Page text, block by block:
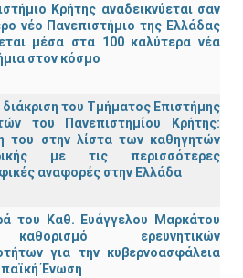
Κρήτης αναδεικνύεται σαν
νέο Πανεπιστήμιο της Ελλάδας
μέσα στα 100 καλύτερα νέα
στον κόσμο
διάκριση του Τμήματος Επιστήμης
του Πανεπιστημίου Κρήτης:
του στην λίστα των καθηγητών
με τις περισσότερες
αναφορές στην Ελλάδα
του Καθ. Ευάγγελου Μαρκάτου
ερευνητικών
για την κυβερνοασφάλεια
Ένωση